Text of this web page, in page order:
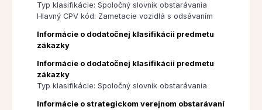
Typ klasifikácie: Spoločný slovník obstarávania
Hlavný CPV kód: Zametacie vozidlá s odsávaním
Informácie o dodatočnej klasifikácii predmetu
zákazky
Informácie o dodatočnej klasifikácii predmetu
zákazky
Typ klasifikácie: Spoločný slovník obstarávania
Informácie o strategickom verejnom obstarávaní